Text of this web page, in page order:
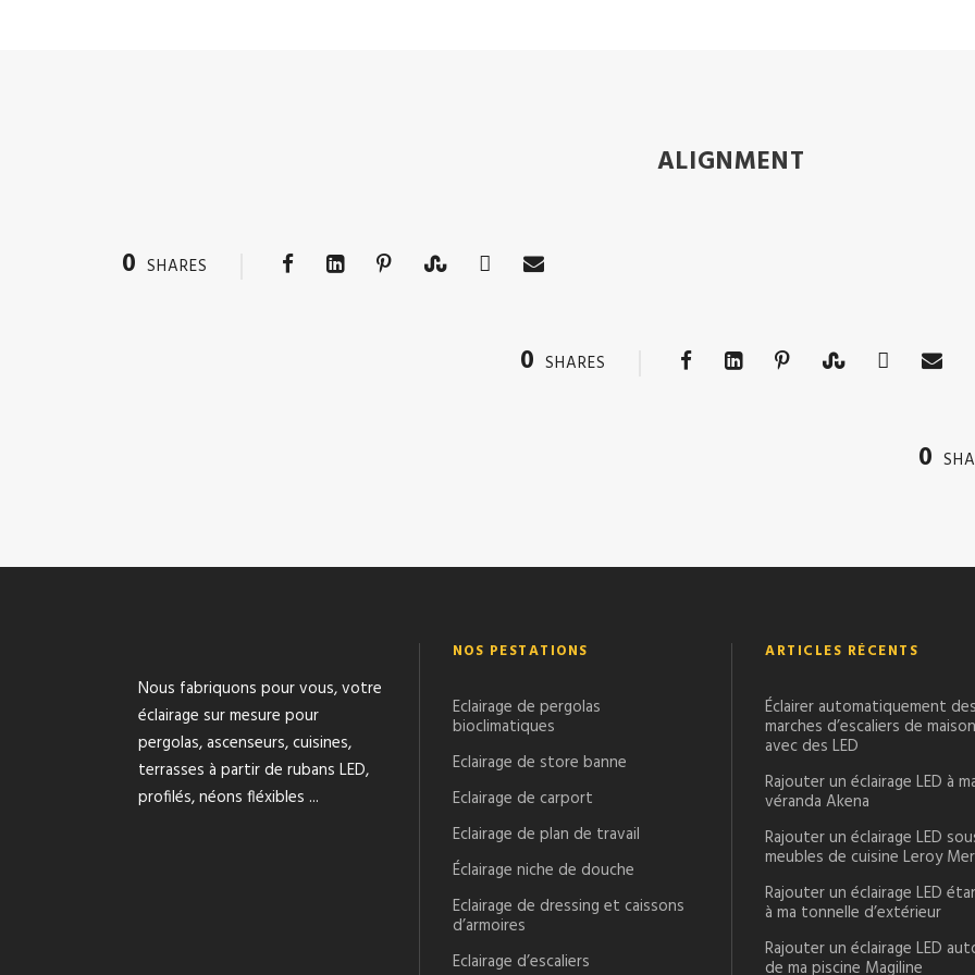
ALIGNMENT
0 SHARES
0 SHARES
0
Nous fabriquons pour vous, votre
éclairage sur mesure pour
pergolas, ascenseurs, cuisines,
terrasses à partir de rubans LED,
profilés, néons fléxibles ...
NOS PESTATIONS
Eclairage de pergolas
bioclimatiques
Eclairage de store banne
Eclairage de carport
Eclairage de plan de travail
Éclairage niche de douche
Eclairage de dressing et caissons
d’armoires
Eclairage d’escaliers
ARTICLES RÉCENTS
Éclairer automatiquement
marches d’escaliers de maison
avec des LED
Rajouter un éclairage LED à
véranda Akena
Rajouter un éclairage LED
meubles de cuisine Leroy
Rajouter un éclairage LED
à ma tonnelle d’extérieur
Rajouter un éclairage LED
de ma piscine Magiline